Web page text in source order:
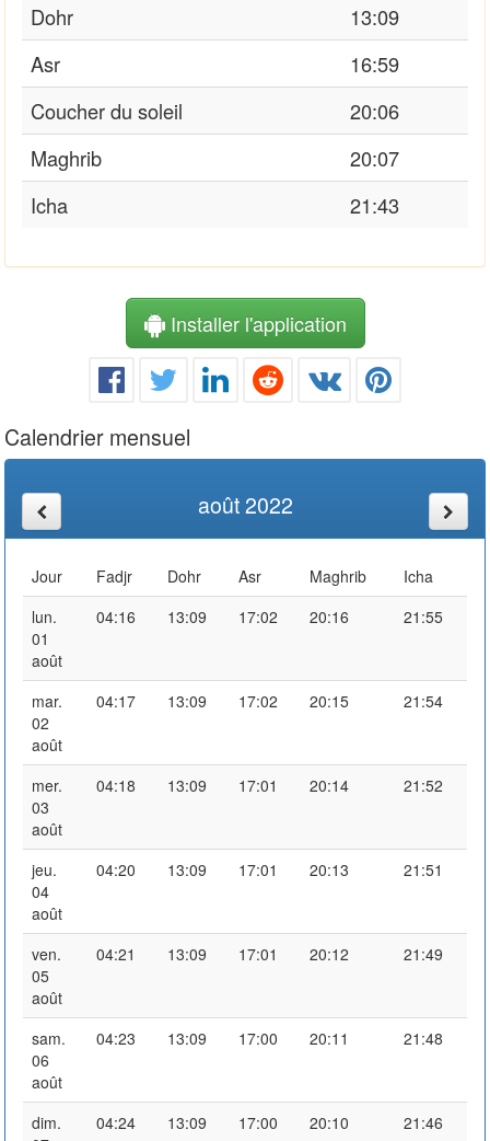
Dohr
13:09
Asr
16:59
Coucher du soleil
20:06
Maghrib
20:07
Icha
21:43
Installer l'application
Calendrier mensuel
août 2022
Jour Fadjr Dohr Asr Maghrib
Icha
lun.
01
août
04:16 13:09 17:02 20:16 21:55
mar.
02
août
04:17 13:09 17:02 20:15 21:54
mer.
03
août
04:18 13:09 17:01 20:14 21:52
jeu.
04
août
04:20 13:09 17:01 20:13 21:51
ven.
05
août
04:21 13:09 17:01 20:12 21:49
sam.
06
août
04:23 13:09 17:00 20:11 21:48
dim.
04:24 13:09 17:00 20:10 21:46